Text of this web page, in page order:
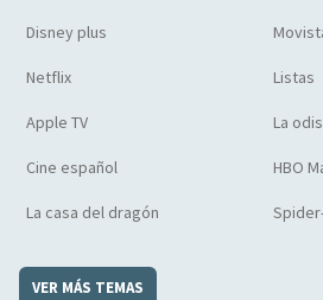
Disney plus
Netflix Listas
Apple TV La
Cine español HBO
La casa del dragón
VER MÁS TEMAS